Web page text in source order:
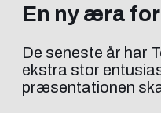
En ny æra
De seneste år har
ekstra stor
præsentationen